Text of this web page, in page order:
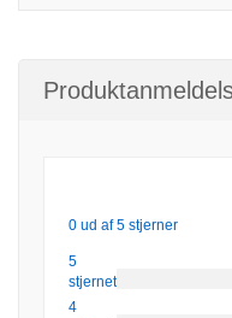
0 ud af 5 stjerner
5
stjernet
4